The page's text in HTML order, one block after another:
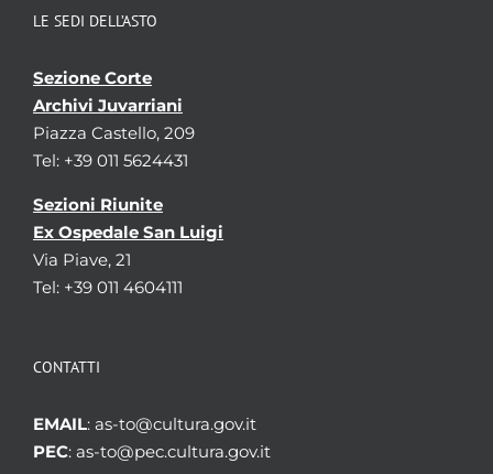
LE SEDI DELL’ASTO
Sezione Corte
Archivi Juvarriani
Piazza Castello, 209
Tel: +39 011 5624431
Sezioni Riunite
Ex Ospedale San Luigi
Via Piave, 21
Tel: +39 011 4604111
CONTATTI
EMAIL: as-to@cultura.gov.it
PEC: as-to@pec.cultura.gov.it